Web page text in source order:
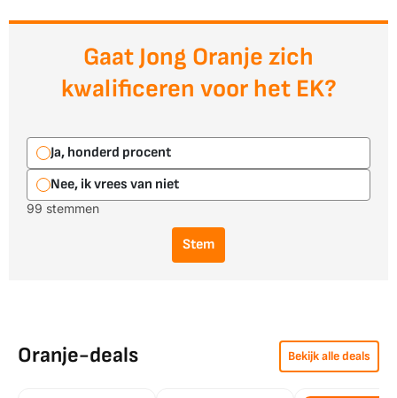
Gaat Jong Oranje zich
kwalificeren voor het EK?
Ja, honderd procent
Nee, ik vrees van niet
99 stemmen
Stem
Oranje-deals Bekijk alle deals